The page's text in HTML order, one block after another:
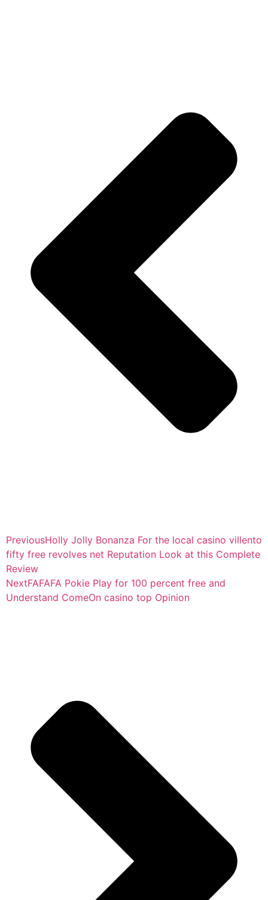
PreviousHolly Jolly Bonanza For the local casino villento
fifty free revolves net Reputation Look at this Complete
Review
NextFAFAFA Pokie Play for 100 percent free and
Understand ComeOn casino top Opinion